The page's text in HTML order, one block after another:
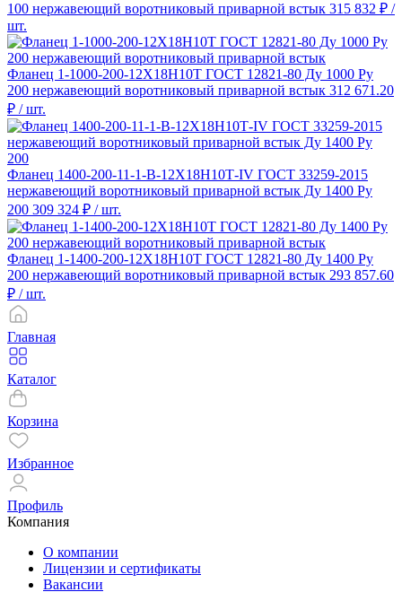
100 нержавеющий воротниковый приварной встык 315 832 ₽ /
шт.
Фланец 1-1000-200-12Х18Н10Т ГОСТ 12821-80 Ду 1000 Ру
200 нержавеющий воротниковый приварной встык 312 671.20
₽ / шт.
Фланец 1400-200-11-1-B-12Х18Н10Т-IV ГОСТ 33259-2015
нержавеющий воротниковый приварной встык Ду 1400 Ру
200 309 324 ₽ / шт.
Фланец 1-1400-200-12Х18Н10Т ГОСТ 12821-80 Ду 1400 Ру
200 нержавеющий воротниковый приварной встык 293 857.60
₽ / шт.
Главная
Каталог
Корзина
Избранное
Профиль
Компания
О компании
Лицензии и сертификаты
Вакансии